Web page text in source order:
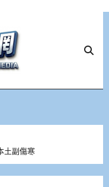
土副傷寒